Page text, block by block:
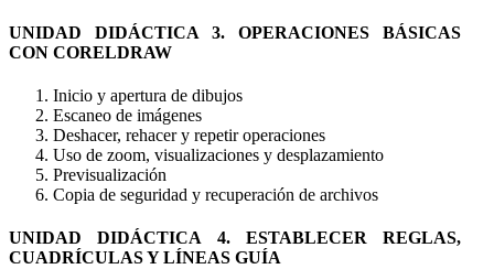
UNIDAD DIDÁCTICA 3. OPERACIONES BÁSICAS
CON CORELDRAW
Inicio y apertura de dibujos
Escaneo de imágenes
Deshacer, rehacer y repetir operaciones
Uso de zoom, visualizaciones y desplazamiento
Previsualización
Copia de seguridad y recuperación de archivos
UNIDAD DIDÁCTICA 4. ESTABLECER REGLAS,
CUADRÍCULAS Y LÍNEAS GUÍA